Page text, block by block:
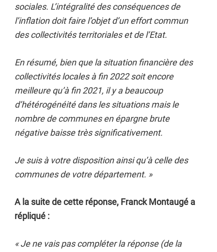
sociales. L’intégralité des conséquences de
l’inflation doit faire l’objet d’un effort commun
des collectivités territoriales et de l’Etat.
En résumé, bien que la situation financière des
collectivités locales à fin 2022 soit encore
meilleure qu’à fin 2021, il y a beaucoup
d’hétérogénéité dans les situations mais le
nombre de communes en épargne brute
négative baisse très significativement.
Je suis à votre disposition ainsi qu’à celle des
communes de votre département. »
A la suite de cette réponse, Franck Montaugé a
répliqué :
« Je ne vais pas compléter la réponse (de la